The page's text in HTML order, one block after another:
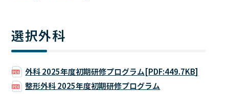
選択外科
外科 2025年度初期研修プログラム[PDF:449.7KB]
整形外科 2025年度初期研修プログラム